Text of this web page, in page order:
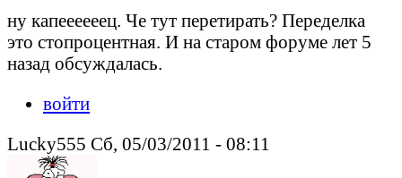
ну капеееееец. Че тут перетирать? Переделка
это стопроцентная. И на старом форуме лет 5
назад обсуждалась.
войти
Lucky555 Сб, 05/03/2011 - 08:11